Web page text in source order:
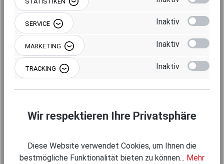
LADESCHUTZHÜLLE FÜR APPLE IPAD PRO
(EXTERN)
RAM-GDS-SKIN-AP32-NG
SERVICE Inaktiv
MARKETING Inaktiv
TRACKING Inaktiv
Wir respektieren Ihre Privatsphäre
Diese Website verwendet Cookies, um Ihnen die
bestmögliche Funktionalität bieten zu können... Mehr